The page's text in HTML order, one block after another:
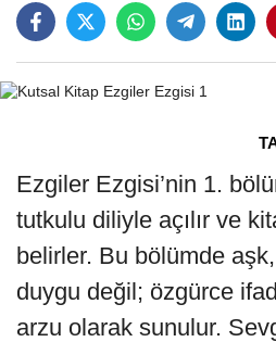
Ezgiler Ezgisi’nin 1.
tutkulu diliyle açılır ve
belirler. Bu bölümde aşk,
duygu değil; özgürce
arzu olarak sunulur.